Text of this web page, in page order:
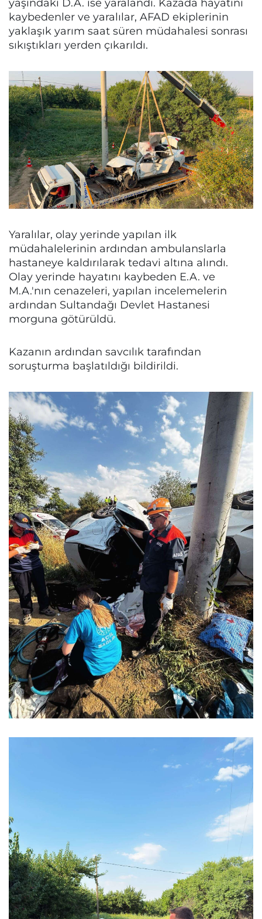
yaşındaki D.A. ise yaralandı. Kazada hayatını
kaybedenler ve yaralılar, AFAD ekiplerinin
yaklaşık yarım saat süren müdahalesi sonrası
sıkıştıkları yerden çıkarıldı.
Yaralılar, olay yerinde yapılan ilk
müdahalelerinin ardından ambulanslarla
hastaneye kaldırılarak tedavi altına alındı.
Olay yerinde hayatını kaybeden E.A. ve
M.A.'nın cenazeleri, yapılan incelemelerin
ardından Sultandağı Devlet Hastanesi
morguna götürüldü.
Kazanın ardından savcılık tarafından
soruşturma başlatıldığı bildirildi.